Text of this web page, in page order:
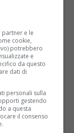
(per
Eataly, ha
e le
cookie,
potrebbero
e
da questo
dati di
personali sulla
gestendo
a questa
il consenso